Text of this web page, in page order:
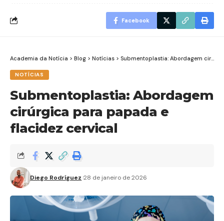
Facebook
Academia da Notícia > Blog > Notícias > Submentoplastia: Abordagem cirúrgica para papada e flacidez cervical
NOTÍCIAS
Submentoplastia: Abordagem
cirúrgica para papada e
flacidez cervical
Diego Rodríguez 28 de janeiro de 2026